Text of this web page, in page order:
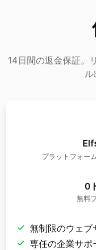
14日間の返金保証。
ル
プラットフォー
0
無料
無制限のウェブ
専任の企業サポ